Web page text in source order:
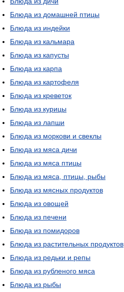
Блюда из домашней птицы
Блюда из индейки
Блюда из кальмара
Блюда из капусты
Блюда из карпа
Блюда из картофеля
Блюда из креветок
Блюда из курицы
Блюда из лапши
Блюда из моркови и свеклы
Блюда из мяса дичи
Блюда из мяса птицы
Блюда из мяса, птицы, рыбы
Блюда из мясных продуктов
Блюда из овощей
Блюда из печени
Блюда из помидоров
Блюда из растительных продуктов
Блюда из редьки и репы
Блюда из рубленого мяса
Блюда из рыбы